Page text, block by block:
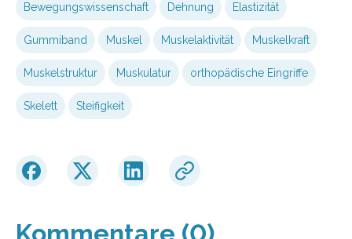
Bewegungswissenschaft Dehnung Elastizität
Gummiband Muskel Muskelaktivität Muskelkraft
Muskelstruktur Muskulatur orthopädische Eingriffe
Skelett Steifigkeit
Kommentare (0)